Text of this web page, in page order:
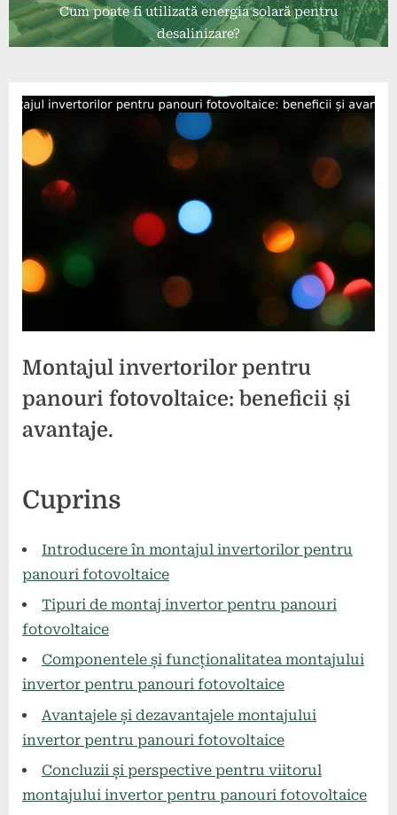
Cum poate fi utilizată energia solară pentru
desalinizare?
Montajul invertorilor pentru
panouri fotovoltaice: beneficii și
avantaje.
on
mai
Cuprins
Introducere în montajul invertorilor pentru
panouri fotovoltaice
Tipuri de montaj invertor pentru panouri
fotovoltaice
Componentele și funcționalitatea montajului
invertor pentru panouri fotovoltaice
Avantajele și dezavantajele montajului
invertor pentru panouri fotovoltaice
Concluzii și perspective pentru viitorul
montajului invertor pentru panouri fotovoltaice